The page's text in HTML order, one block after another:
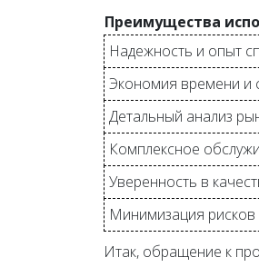
Преимущества
Надежность и опыт
Экономия времени и
Детальный анализ
Комплексное
Уверенность в
Минимизация
Итак, обращение к